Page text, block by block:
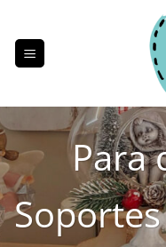
contenido
Para